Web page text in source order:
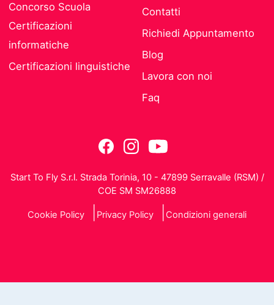
Concorso Scuola
Certificazioni
informatiche
Certificazioni linguistiche
Contatti
Richiedi Appuntamento
Blog
Lavora con noi
Faq
Start To Fly S.r.l. Strada Torinia, 10 - 47899 Serravalle (RSM) /
COE SM SM26888
Cookie Policy Privacy Policy Condizioni generali